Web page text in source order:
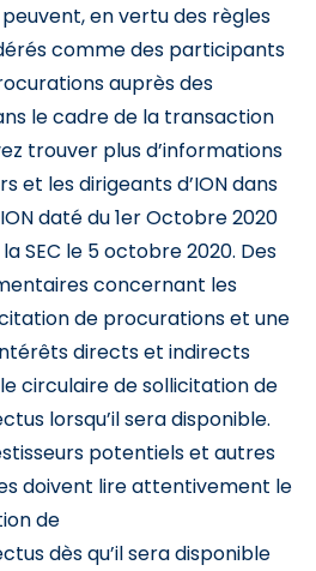
en vertu des règles
comme des participants
auprès des
le cadre de la transaction
trouver plus d’informations
et les dirigeants d’ION dans
daté du 1er Octobre 2020
SEC le 5 octobre 2020. Des
concernant les
de procurations et une
directs et indirects
circulaire de sollicitation de
lorsqu’il sera disponible.
potentiels et autres
doivent lire attentivement le
de
dès qu’il sera disponible